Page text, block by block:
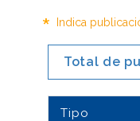
* Indica
Total de
Tipo